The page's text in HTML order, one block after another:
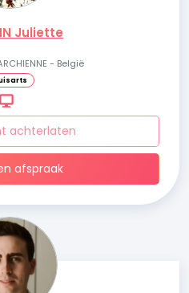
Juliette
- België
achterlaten
afspraak